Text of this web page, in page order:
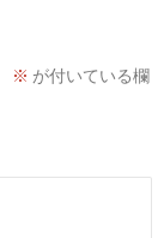
※ が付いている欄